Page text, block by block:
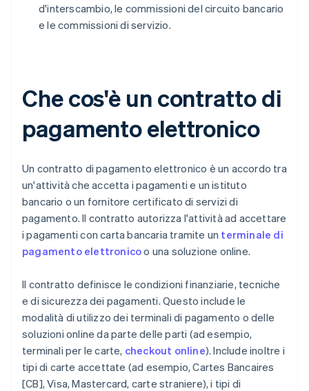
d'interscambio, le commissioni del circuito bancario
e le commissioni di servizio.
Che cos'è un contratto di
pagamento elettronico
Un contratto di pagamento elettronico è un accordo tra
un'attività che accetta i pagamenti e un istituto
bancario o un fornitore certificato di servizi di
pagamento. Il contratto autorizza l'attività ad accettare
i pagamenti con carta bancaria tramite un terminale di
pagamento elettronicoo una soluzione online.
Il contratto definisce le condizioni finanziarie, tecniche
e di sicurezza dei pagamenti. Questo include le
modalità di utilizzo dei terminali di pagamento o delle
soluzioni online da parte delle parti (ad esempio,
terminali per le carte, checkout online). Include inoltre i
tipi di carte accettate (ad esempio, Cartes Bancaires
[CB], Visa, Mastercard, carte straniere), i tipi di